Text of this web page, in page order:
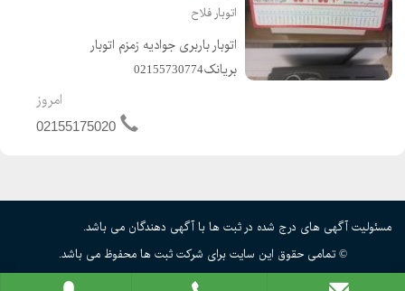
اتوبار فلاح
اتوبار باربری جوادیه زمزم اتوبار
بریانک02155730774
۰۲۱۵۵۷۳۰۷۷۴حمل نقل اثاث منزل
اداری وتجاری حمل اثاث کشی باماشین
امروز
02155175020
مسئولیت آگهی های درج شده در ثبت ها با آگهی دهندگان می باشد.
© تمامی حقوق این سایت برای شرکت ثبت ها محفوظ می باشد.